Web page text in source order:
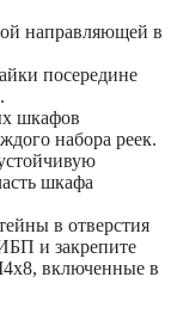
направляющей в
посередине
шкафов
набора реек.
шкафа
в отверстия
и закрепите
включенные в